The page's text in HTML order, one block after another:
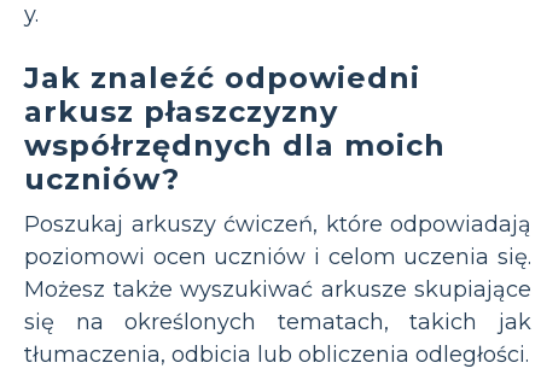
y.
Jak znaleźć odpowiedni
arkusz płaszczyzny
współrzędnych dla moich
uczniów?
Poszukaj arkuszy ćwiczeń, które odpowiadają
poziomowi ocen uczniów i celom uczenia się.
Możesz także wyszukiwać arkusze skupiające
się na określonych tematach, takich jak
tłumaczenia, odbicia lub obliczenia odległości.